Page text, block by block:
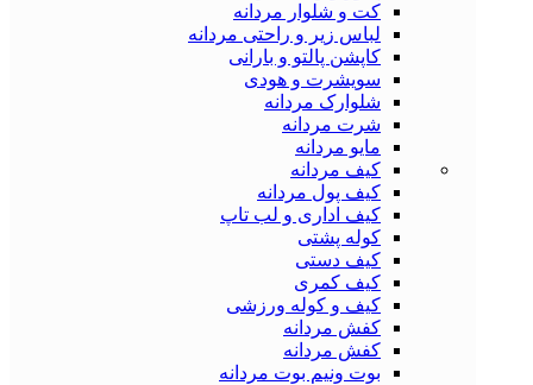
کت و شلوار مردانه
لباس زیر و راحتی مردانه
کاپشن پالتو و بارانی
سویشرت و هودی
شلوارک مردانه
شرت مردانه
مایو مردانه
کیف مردانه
کیف پول مردانه
کیف اداری و لب تاپ
کوله پشتی
کیف دستی
کیف کمری
کیف و کوله ورزشی
کفش مردانه
کفش مردانه
بوت ونیم بوت مردانه